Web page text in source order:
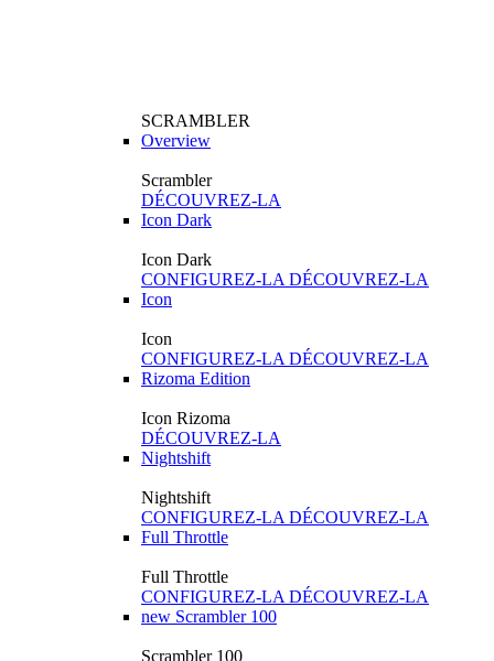
SCRAMBLER
Overview
Scrambler
DÉCOUVREZ-LA
Icon Dark
Icon Dark
CONFIGUREZ-LA DÉCOUVREZ-LA
Icon
Icon
CONFIGUREZ-LA DÉCOUVREZ-LA
Rizoma Edition
Icon Rizoma
DÉCOUVREZ-LA
Nightshift
Nightshift
CONFIGUREZ-LA DÉCOUVREZ-LA
Full Throttle
Full Throttle
CONFIGUREZ-LA DÉCOUVREZ-LA
new Scrambler 100
Scrambler 100